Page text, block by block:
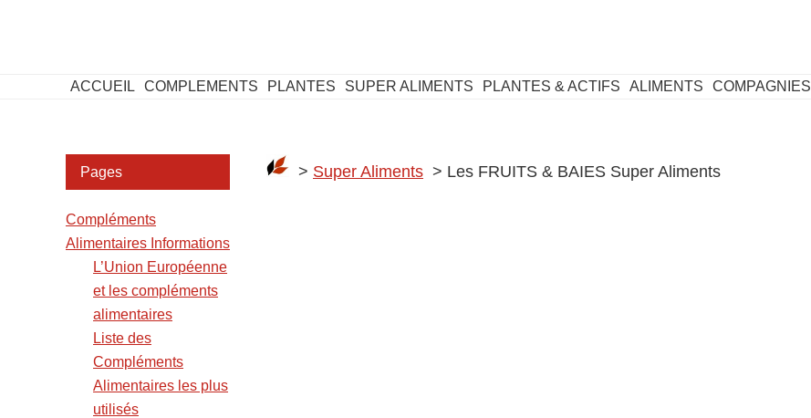
ACCUEIL COMPLEMENTS PLANTES SUPER ALIMENTS PLANTES & ACTIFS ALIMENTS COMPAGNIES
> Super Aliments > Les FRUITS & BAIES Super Aliments
Barre
2
Pages
Compléments
Alimentaires Informations
L’Union Européenne
et les compléments
alimentaires
Liste des
Compléments
Alimentaires les plus
utilisés